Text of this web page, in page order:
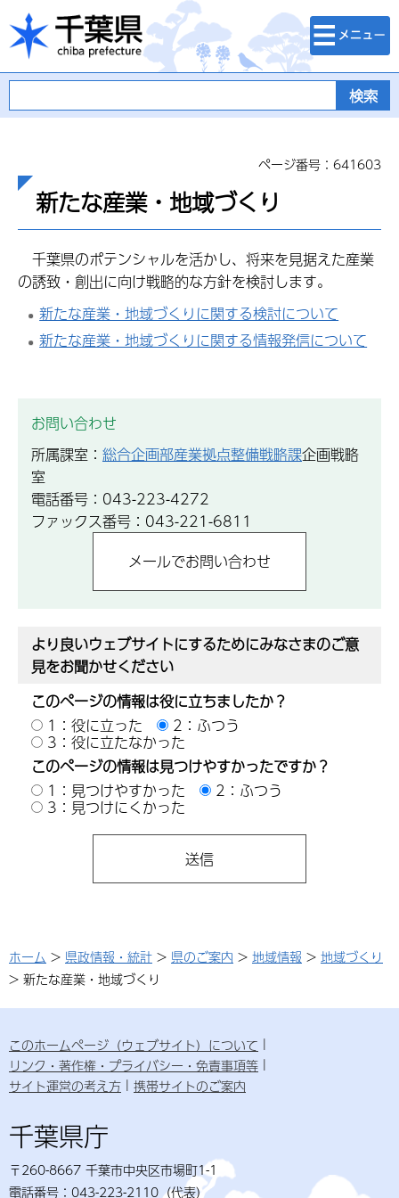
千葉県
検索・メニュ
ー
ページ番号：641603
新たな産業・地域づくり
千葉県のポテンシャルを活かし、将来を見据えた産業
の誘致・創出に向け戦略的な方針を検討します。
新たな産業・地域づくりに関する検討について
新たな産業・地域づくりに関する情報発信について
お問い合わせ
所属課室： 総合企画部産業拠点整備戦略課企画戦略
室
電話番号：043-223-4272
ファックス番号：043-221-6811
より良いウェブサイトにするためにみなさまのご意
見をお聞かせください
このページの情報は役に立ちましたか？
1：役に立った
2：ふつう
3：役に立たなかった
このページの情報は見つけやすかったですか？
1：見つけやすかった
2：ふつう
3：見つけにくかった
ホーム > 県政情報・統計 > 県のご案内 > 地域情報 > 地域づくり
> 新たな産業・地域づくり
このホームページ（ウェブサイト）について
リンク・著作権・プライバシー・免責事項等
サイト運営の考え方
携帯サイトのご案内
千葉県庁
〒260-8667 千葉市中央区市場町1-1
電話番号：043-223-2110（代表）